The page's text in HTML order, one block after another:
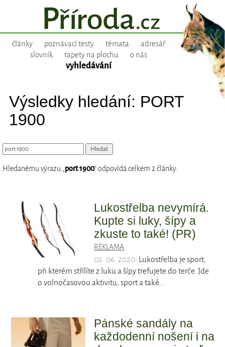
články poznávací testy témata
adresář
slovník
tapety na plochu o nás
vyhledávání
Výsledky hledání: PORT
1900
Hledanému výrazu „port 1900“ odpovídá celkem 2 články:
Lukostřelba nevymírá.
Kupte si luky, šípy a
zkuste to také! (PR)
REKLAMA
02. 06. 2020: Lukostřelba je sport,
při kterém střílíte z luku a šípy trefujete do terče. Jde
o volnočasovou aktivitu, sport a také…
Pánské sandály na
každodenní nošení i na